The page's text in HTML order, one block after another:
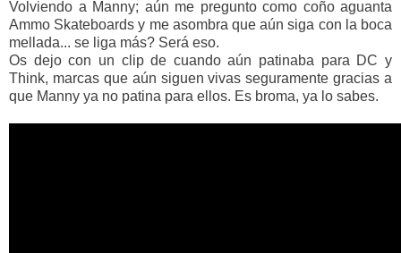
Volviendo a Manny; aún me pregunto como coño aguanta
Ammo Skateboards y me asombra que aún siga con la boca
mellada... se liga más? Será eso.
Os dejo con un clip de cuando aún patinaba para DC y
Think, marcas que aún siguen vivas seguramente gracias a
que Manny ya no patina para ellos. Es broma, ya lo sabes.